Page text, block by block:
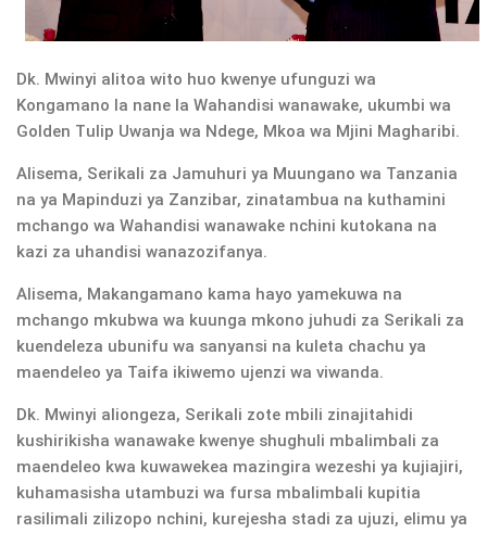
Dk. Mwinyi alitoa wito huo kwenye ufunguzi wa
Kongamano la nane la Wahandisi wanawake, ukumbi wa
Golden Tulip Uwanja wa Ndege, Mkoa wa Mjini Magharibi.
Alisema, Serikali za Jamuhuri ya Muungano wa Tanzania
na ya Mapinduzi ya Zanzibar, zinatambua na kuthamini
mchango wa Wahandisi wanawake nchini kutokana na
kazi za uhandisi wanazozifanya.
Alisema, Makangamano kama hayo yamekuwa na
mchango mkubwa wa kuunga mkono juhudi za Serikali za
kuendeleza ubunifu wa sanyansi na kuleta chachu ya
maendeleo ya Taifa ikiwemo ujenzi wa viwanda.
Dk. Mwinyi aliongeza, Serikali zote mbili zinajitahidi
kushirikisha wanawake kwenye shughuli mbalimbali za
maendeleo kwa kuwawekea mazingira wezeshi ya kujiajiri,
kuhamasisha utambuzi wa fursa mbalimbali kupitia
rasilimali zilizopo nchini, kurejesha stadi za ujuzi, elimu ya